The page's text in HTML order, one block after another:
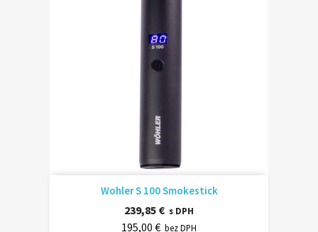
Wohler S 100 Smokestick
239,85 € s DPH
195,00 € bez DPH